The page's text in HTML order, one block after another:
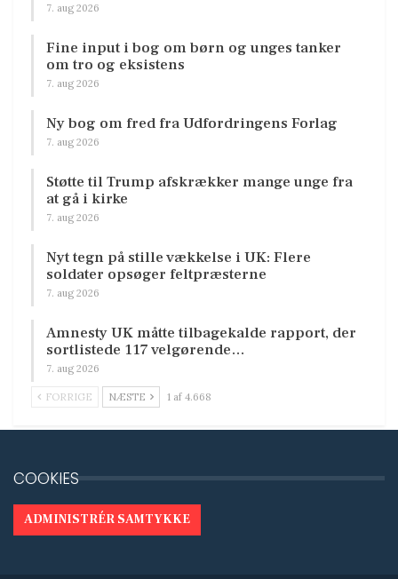
7. aug 2026
Fine input i bog om børn og unges tanker
om tro og eksistens
7. aug 2026
Ny bog om fred fra Udfordringens Forlag
7. aug 2026
Støtte til Trump afskrækker mange unge fra
at gå i kirke
7. aug 2026
Nyt tegn på stille vækkelse i UK: Flere
soldater opsøger feltpræsterne
7. aug 2026
Amnesty UK måtte tilbagekalde rapport, der
sortlistede 117 velgørende…
7. aug 2026
FORRIGE NÆSTE 1 af 4.668
COOKIES
ADMINISTRÉR SAMTYKKE